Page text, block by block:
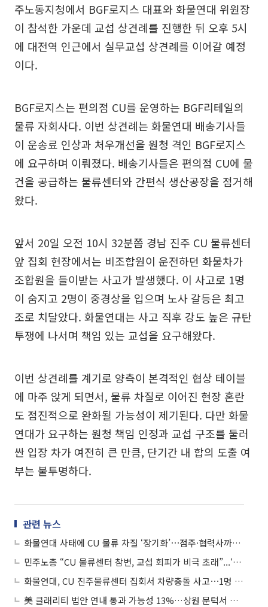
주노동지청에서 BGF로지스 대표와 화물연대 위원장
이 참석한 가운데 교섭 상견례를 진행한 뒤 오후 5시
에 대전역 인근에서 실무교섭 상견례를 이어갈 예정
이다.
BGF로지스는 편의점 CU를 운영하는 BGF리테일의
물류 자회사다. 이번 상견례는 화물연대 배송기사들
이 운송료 인상과 처우개선을 원청 격인 BGF로지스
에 요구하며 이뤄졌다. 배송기사들은 편의점 CU에 물
건을 공급하는 물류센터와 간편식 생산공장을 점거해
왔다.
앞서 20일 오전 10시 32분쯤 경남 진주 CU 물류센터
앞 집회 현장에서는 비조합원이 운전하던 화물차가
조합원을 들이받는 사고가 발생했다. 이 사고로 1명
이 숨지고 2명이 중경상을 입으며 노사 갈등은 최고
조로 치달았다. 화물연대는 사고 직후 강도 높은 규탄
투쟁에 나서며 책임 있는 교섭을 요구해왔다.
이번 상견례를 계기로 양측이 본격적인 협상 테이블
에 마주 앉게 되면서, 물류 차질로 이어진 현장 혼란
도 점진적으로 완화될 가능성이 제기된다. 다만 화물
연대가 요구하는 원청 책임 인정과 교섭 구조를 둘러
싼 입장 차가 여전히 큰 만큼, 단기간 내 합의 도출 여
부는 불투명하다.
관련 뉴스
화물연대 사태에 CU 물류 차질 ‘장기화’⋯점주·협력사까지 피해 ‘확산일로’
민주노총 “CU 물류센터 참변, 교섭 회피가 비극 초래”...‘총력 투쟁’ 예고
화물연대, CU 진주물류센터 집회서 차량충돌 사고⋯1명 사망·2명 부상
美 클래리티 법안 연내 통과 가능성 13%…상원 문턱서 제동